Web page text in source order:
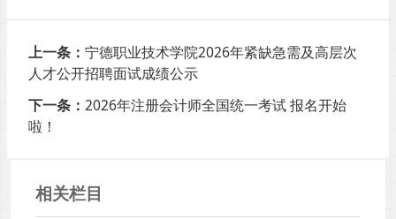
上一条：宁德职业技术学院2026年紧缺急需及高层次
人才公开招聘面试成绩公示
下一条：2026年注册会计师全国统一考试 报名开始
啦！
相关栏目